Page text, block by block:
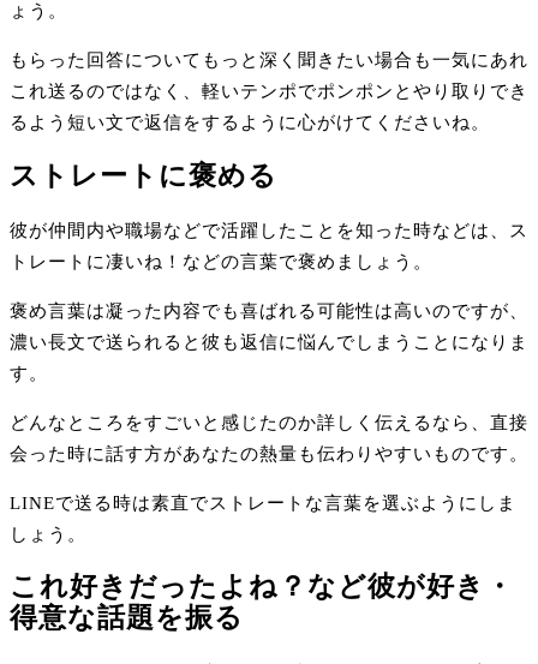
ょう。
もらった回答についてもっと深く聞きたい場合も一気にあれ
これ送るのではなく、軽いテンポでポンポンとやり取りでき
るよう短い文で返信をするように心がけてくださいね。
ストレートに褒める
彼が仲間内や職場などで活躍したことを知った時などは、ス
トレートに凄いね！などの言葉で褒めましょう。
褒め言葉は凝った内容でも喜ばれる可能性は高いのですが、
濃い長文で送られると彼も返信に悩んでしまうことになりま
す。
どんなところをすごいと感じたのか詳しく伝えるなら、直接
会った時に話す方があなたの熱量も伝わりやすいものです。
LINEで送る時は素直でストレートな言葉を選ぶようにしま
しょう。
これ好きだったよね？など彼が好き・
得意な話題を振る